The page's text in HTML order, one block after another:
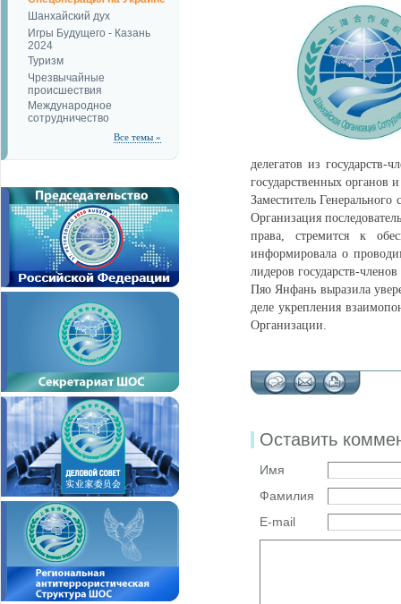
Шанхайский дух
Игры Будущего - Казань
2024
Туризм
Чрезвычайные
происшествия
Международное
сотрудничество
Все темы »
делегатов из государств-
государственных органов
Заместитель
Организация
права, стремится к
информировала о
лидеров государств-
Пяо Янфань выразила
деле укрепления
Организации.
Оставить
Имя
Фамилия
E-mail